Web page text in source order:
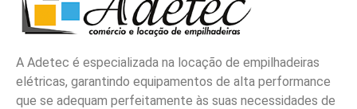
A Adetec é especializada na locação de empilhadeiras
elétricas, garantindo equipamentos de alta performance
que se adequam perfeitamente às suas necessidades de